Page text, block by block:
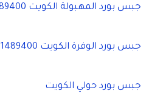
جبس بورد المهبولة الكويت 51489400
جبس بورد الوفرة الكويت 51489400
جبس بورد حولي الكويت